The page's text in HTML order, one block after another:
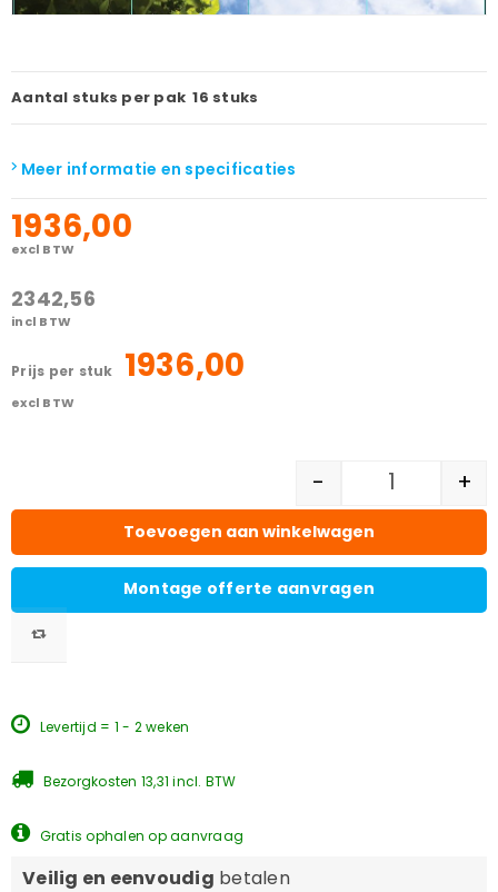
Aantal stuks per pak 16 stuks
Meer informatie en specificaties
1936,00
excl BTW
2342,56
incl BTW
prijs per stuk 1936,00
excl BTW
- +
Toevoegen aan winkelwagen
Montage offerte aanvragen
Levertijd = 1 - 2 weken
Bezorgkosten 13,31 incl. BTW
Gratis ophalen op aanvraag
Veilig en eenvoudig betalen